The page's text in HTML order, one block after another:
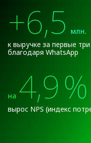
+6,5
млн.
к выручке за первые
благодаря WhatsApp
на 4,9%
вырос NPS (индекс